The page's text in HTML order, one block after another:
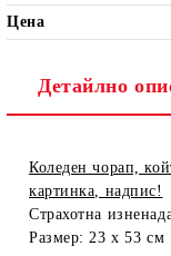
Цена
Детайлно
Коледен чорап,
картинка, надпис!
Страхотна
Размер: 23 х 53 см